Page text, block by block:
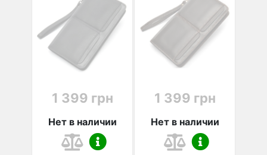
1 399 грн
Нет в наличии
1 399 грн
Нет в наличии